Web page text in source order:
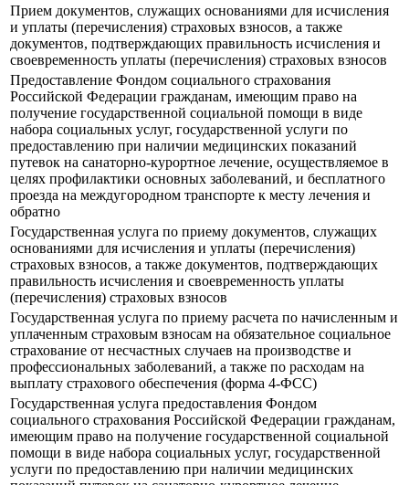
Прием документов, служащих основаниями для исчисления
и уплаты (перечисления) страховых взносов, а также
документов, подтверждающих правильность исчисления и
своевременность уплаты (перечисления) страховых взносов
Предоставление Фондом социального страхования
Российской Федерации гражданам, имеющим право на
получение государственной социальной помощи в виде
набора социальных услуг, государственной услуги по
предоставлению при наличии медицинских показаний
путевок на санаторно-курортное лечение, осуществляемое в
целях профилактики основных заболеваний, и бесплатного
проезда на междугородном транспорте к месту лечения и
обратно
Государственная услуга по приему документов, служащих
основаниями для исчисления и уплаты (перечисления)
страховых взносов, а также документов, подтверждающих
правильность исчисления и своевременность уплаты
(перечисления) страховых взносов
Государственная услуга по приему расчета по начисленным и
уплаченным страховым взносам на обязательное социальное
страхование от несчастных случаев на производстве и
профессиональных заболеваний, а также по расходам на
выплату страхового обеспечения (форма 4-ФСС)
Государственная услуга предоставления Фондом
социального страхования Российской Федерации гражданам,
имеющим право на получение государственной социальной
помощи в виде набора социальных услуг, государственной
услуги по предоставлению при наличии медицинских